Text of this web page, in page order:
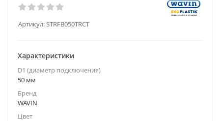
Артикул:STRFB050TRCT
Характеристики
D1 (диаметр подключения)
50 мм
Бренд
WAVIN
Цвет